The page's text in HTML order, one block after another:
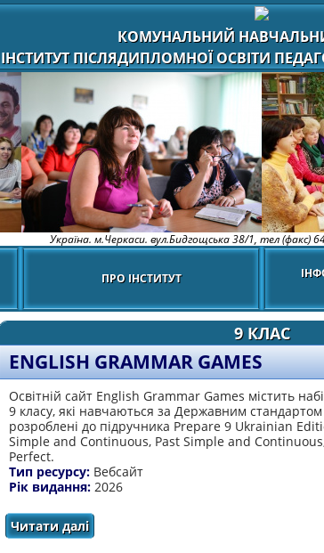
КОМУНАЛЬНИЙ
ПІСЛЯДИПЛОМНОЇ ОСВІТИ
Україна. м.Черкаси. вул.Бидгощська 38/1, тел (факс)
ПРО ІНСТИТУТ
9 КЛАС
ENGLISH GRAMMAR GAMES
Освітній сайт English Grammar Games містить
9 класу, які навчаються за Державним стандартом
розроблені до підручника Prepare 9 Ukrainian
Simple and Continuous, Past Simple and
Perfect.
Тип ресурсу: Вебсайт
Рік видання: 2026
Читати даліпро English Grammar Games